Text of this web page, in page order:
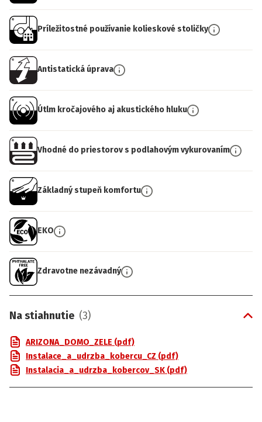
Príležitostné používanie kolieskové stoličky
Antistatická úprava
Útlm kročajového aj akustického hluku
Vhodné do priestorov s podlahovým vykurovaním
Základný stupeň komfortu
EKO
Zdravotne nezávadný
Na stiahnutie (3)
ARIZONA_DOMO_ZELE (pdf)
Instalace_a_udrzba_kobercu_CZ (pdf)
Instalacia_a_udrzba_kobercov_SK (pdf)